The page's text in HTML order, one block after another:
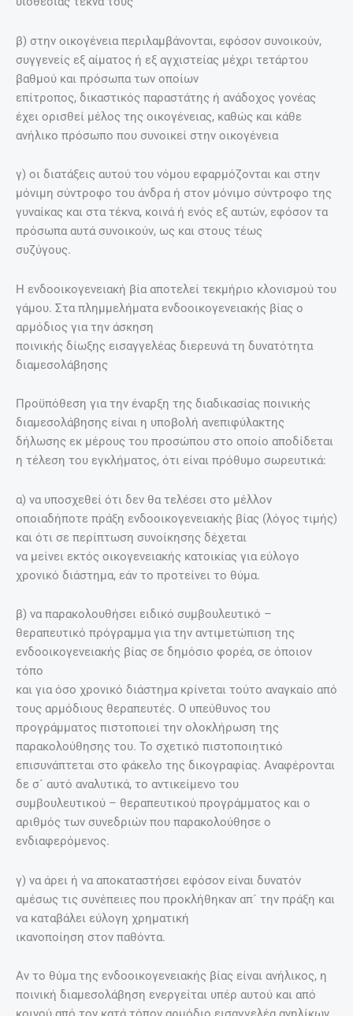
β) στην οικογένεια περιλαµβάνονται, εφόσον συνοικούν,
συγγενείς εξ αίµατος ή εξ αγχιστείας µέχρι τετάρτου
βαθµού και πρόσωπα των οποίων
επίτροπος, δικαστικός παραστάτης ή ανάδοχος γονέας
έχει ορισθεί µέλος της οικογένειας, καθώς και κάθε
ανήλικο πρόσωπο που συνοικεί στην οικογένεια
γ) οι διατάξεις αυτού του νόµου εφαρµόζονται και στην
µόνιµη σύντροφο του άνδρα ή στον µόνιµο σύντροφο της
γυναίκας και στα τέκνα, κοινά ή ενός εξ αυτών, εφόσον τα
πρόσωπα αυτά συνοικούν, ως και στους τέως
συζύγους.
Η ενδοοικογενειακή βία αποτελεί τεκµήριο κλονισµού του
γάµου. Στα πληµµελήµατα ενδοοικογενειακής βίας ο
αρµόδιος για την άσκηση
ποινικής δίωξης εισαγγελέας διερευνά τη δυνατότητα
διαµεσολάβησης
Προϋπόθεση για την έναρξη της διαδικασίας ποινικής
διαµεσολάβησης είναι η υποβολή ανεπιφύλακτης
δήλωσης εκ µέρους του προσώπου στο οποίο αποδίδεται
η τέλεση του εγκλήµατος, ότι είναι πρόθυµο σωρευτικά:
α) να υποσχεθεί ότι δεν θα τελέσει στο µέλλον
οποιαδήποτε πράξη ενδοοικογενειακής βίας (λόγος τιµής)
και ότι σε περίπτωση συνοίκησης δέχεται
να µείνει εκτός οικογενειακής κατοικίας για εύλογο
χρονικό διάστηµα, εάν το προτείνει το θύµα.
β) να παρακολουθήσει ειδικό συµβουλευτικό –
θεραπευτικό πρόγραµµα για την αντιµετώπιση της
ενδοοικογενειακής βίας σε δηµόσιο φορέα, σε όποιον
τόπο
και για όσο χρονικό διάστηµα κρίνεται τούτο αναγκαίο από
τους αρµόδιους θεραπευτές. Ο υπεύθυνος του
προγράµµατος πιστοποιεί την ολοκλήρωση της
παρακολούθησης του. Το σχετικό πιστοποιητικό
επισυνάπτεται στο φάκελο της δικογραφίας. Αναφέρονται
δε σ´ αυτό αναλυτικά, το αντικείµενο του
συµβουλευτικού – θεραπευτικού προγράµµατος και ο
αριθµός των συνεδριών που παρακολούθησε ο
ενδιαφερόµενος.
γ) να άρει ή να αποκαταστήσει εφόσον είναι δυνατόν
αµέσως τις συνέπειες που προκλήθηκαν απ´ την πράξη και
να καταβάλει εύλογη χρηµατική
ικανοποίηση στον παθόντα.
Αν το θύµα της ενδοοικογενειακής βίας είναι ανήλικος, η
ποινική διαµεσολάβηση ενεργείται υπέρ αυτού και από